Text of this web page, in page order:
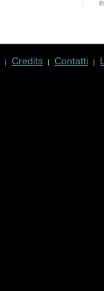
| Credits | Contatti |